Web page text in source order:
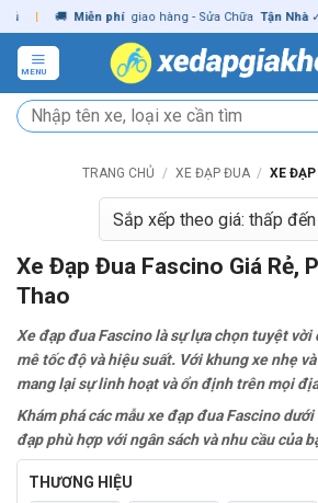
Skip
to
content
🚚 Miễn phí giao hàng - Sửa Chữa Tận Nhà ✓
MENU
Tìm
kiếm:
TRANG CHỦ / XE ĐẠP ĐUA / XE
Xe Đạp Đua Fascino Giá Rẻ,
Thao
Xe đạp đua Fascino là sự lựa chọn tuyệt
mê tốc độ và hiệu suất. Với khung xe nhẹ
mang lại sự linh hoạt và ổn định trên mọi
Khám phá các mẫu xe đạp đuaFascino dưới
đạp phù hợp với ngân sách và nhu cầu của
THƯƠNG HIỆU